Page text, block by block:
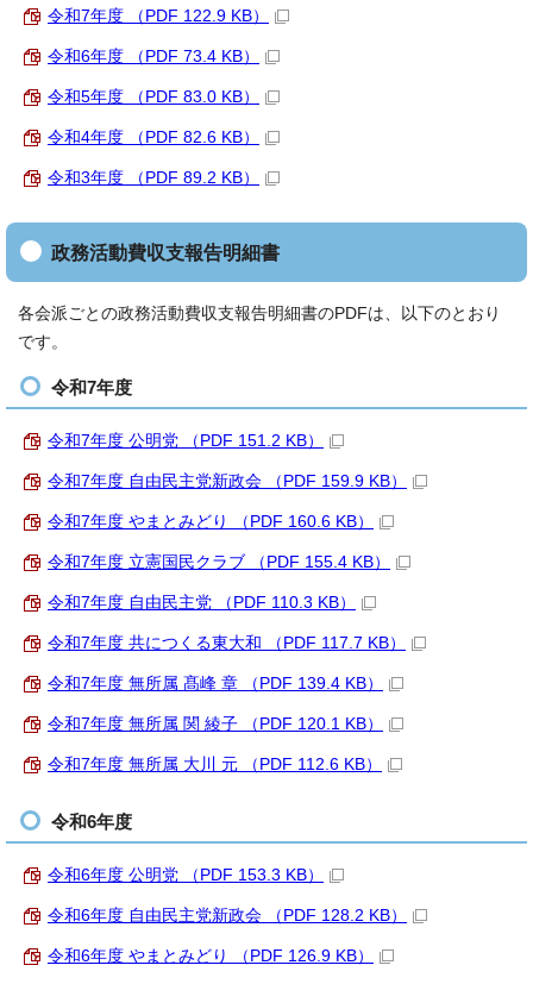
令和7年度 （PDF 122.9 KB）
令和6年度 （PDF 73.4 KB）
令和5年度 （PDF 83.0 KB）
令和4年度 （PDF 82.6 KB）
令和3年度 （PDF 89.2 KB）
政務活動費収支報告明細書
各会派ごとの政務活動費収支報告明細書のPDFは、以下のとおり
です。
令和7年度
令和7年度 公明党 （PDF 151.2 KB）
令和7年度 自由民主党新政会 （PDF 159.9 KB）
令和7年度 やまとみどり （PDF 160.6 KB）
令和7年度 立憲国民クラブ （PDF 155.4 KB）
令和7年度 自由民主党 （PDF 110.3 KB）
令和7年度 共につくる東大和 （PDF 117.7 KB）
令和7年度 無所属 髙峰 章 （PDF 139.4 KB）
令和7年度 無所属 関 綾子 （PDF 120.1 KB）
令和7年度 無所属 大川 元 （PDF 112.6 KB）
令和6年度
令和6年度 公明党 （PDF 153.3 KB）
令和6年度 自由民主党新政会 （PDF 128.2 KB）
令和6年度 やまとみどり （PDF 126.9 KB）